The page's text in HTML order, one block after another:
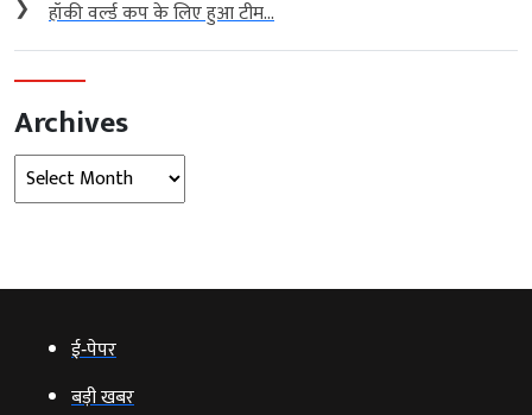
❯ हॉकी वर्ल्ड कप के लिए हुआ टीम...
Archives
Archives
ई‑पेपर
बड़ी खबर